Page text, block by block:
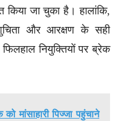
किया जा चुका है। हालांकि,
और आरक्षण के सही
नियुक्तियों पर ब्रेक
को मांसाहारी पिज्जा पहुंचाने